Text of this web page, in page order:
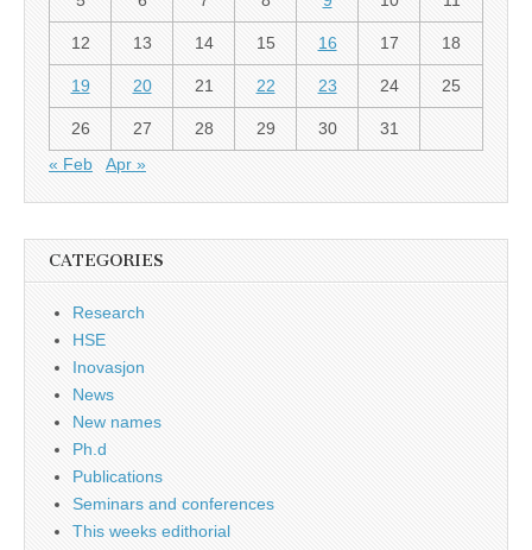
12 13 14 15 16 17 18
19 20 21 22 23 24 25
26 27 28 29 30
31
« Feb
Apr »
CATEGORIES
Research
HSE
Inovasjon
News
New names
Ph.d
Publications
Seminars and conferences
This weeks edithorial